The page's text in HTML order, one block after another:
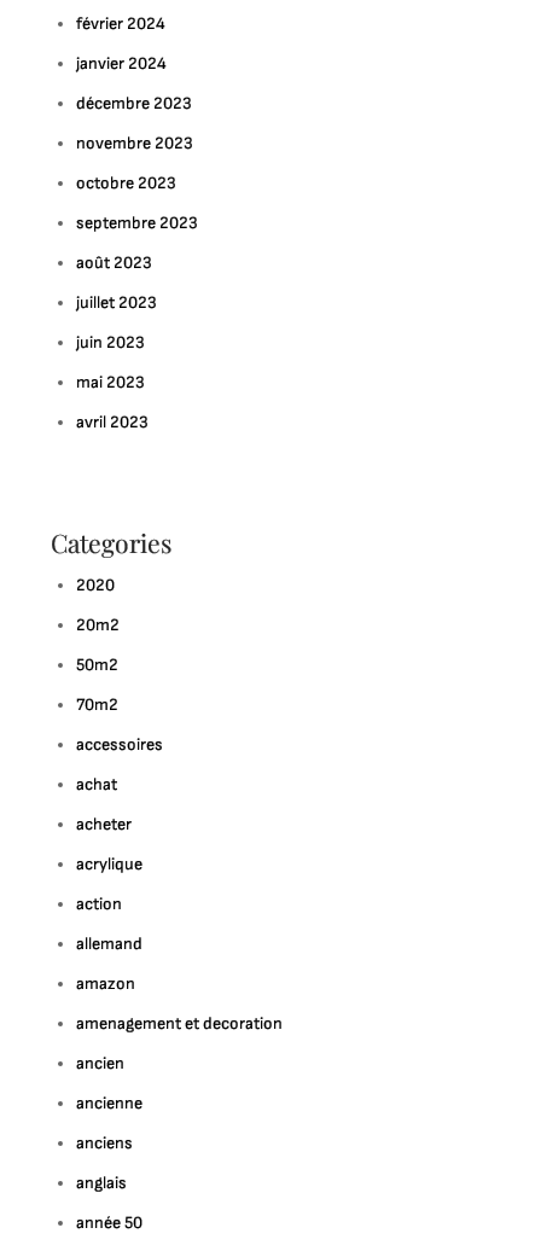
février 2024
janvier 2024
décembre 2023
novembre 2023
octobre 2023
septembre 2023
août 2023
juillet 2023
juin 2023
mai 2023
avril 2023
Categories
2020
20m2
50m2
70m2
accessoires
achat
acheter
acrylique
action
allemand
amazon
amenagement et decoration
ancien
ancienne
anciens
anglais
année 50